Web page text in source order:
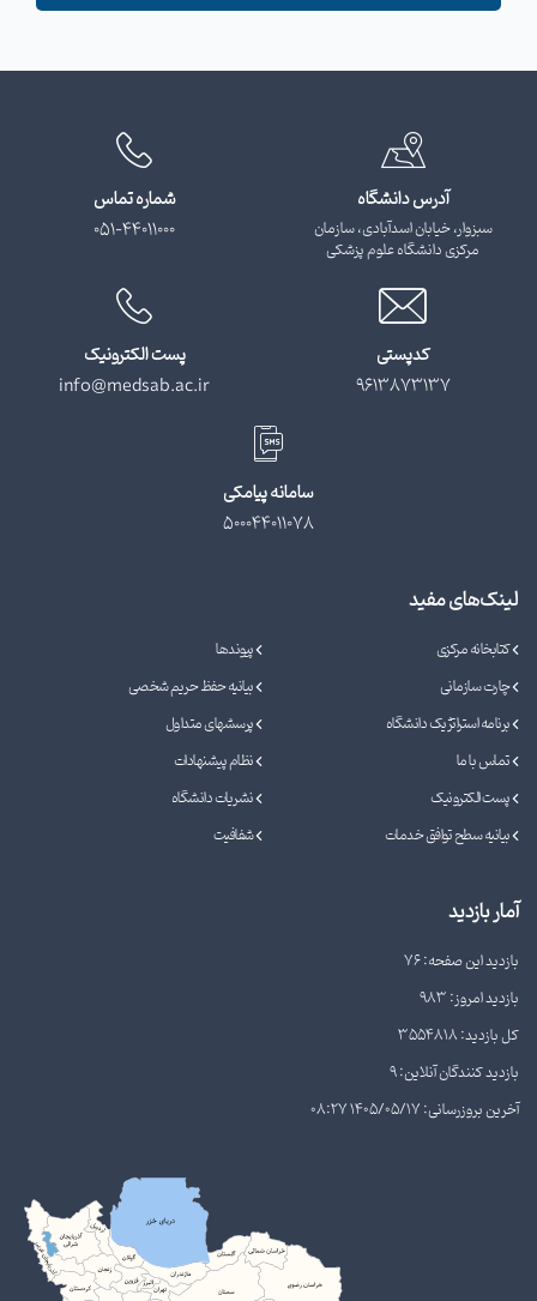
آدرس دانشگاه
سبزوار، خیابان اسدآبادی، سازمان
مرکزی دانشگاه علوم پزشکی
شماره تماس
051-44011000
کدپستی
9613873137
پست الکترونیک
info@medsab.ac.ir
سامانه پیامکی
500044011078
لینک‌های مفید
کتابخانه مرکزی
پیوندها
چارت سازمانی
بیانیه حفظ حریم شخصی
برنامه استراتژیک دانشگاه
پرسشهای متداول
تماس با ما
نظام پیشنهادات
پست الکترونیک
نشریات دانشگاه
بیانیه سطح توافق خدمات
شفافیت
آمار بازدید
بازدید این صفحه: 76
بازدید امروز: 983
کل بازدید: 3554818
بازدید کنندگان آنلاین: 9
آخرین بروزرسانی: 1405/05/17 08:27